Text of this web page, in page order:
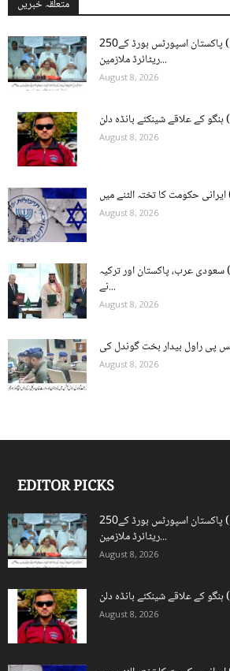
متعلقہ خبریں
اسلام آباد (ٹی این ایس) پاکستان اسپورٹس بورڈ کے250
ریٹائرڈ ملازمین...
August 8, 2026
August 8, 2026
August 8, 2026
سعودی عرب، پاکستان اور ترکیہ
نے...
August 8, 2026
August 8, 2026
EDITOR PICKS
اسلام آباد (ٹی این ایس) پاکستان اسپورٹس بورڈ کے250
ریٹائرڈ ملازمین...
August 8, 2026
August 8, 2026